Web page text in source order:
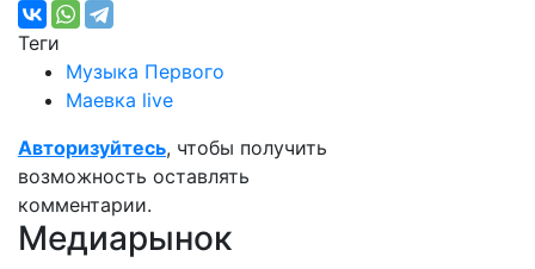
Теги
Музыка Первого
Маевка live
Авторизуйтесь, чтобы получить
возможность оставлять
комментарии.
Медиарынок